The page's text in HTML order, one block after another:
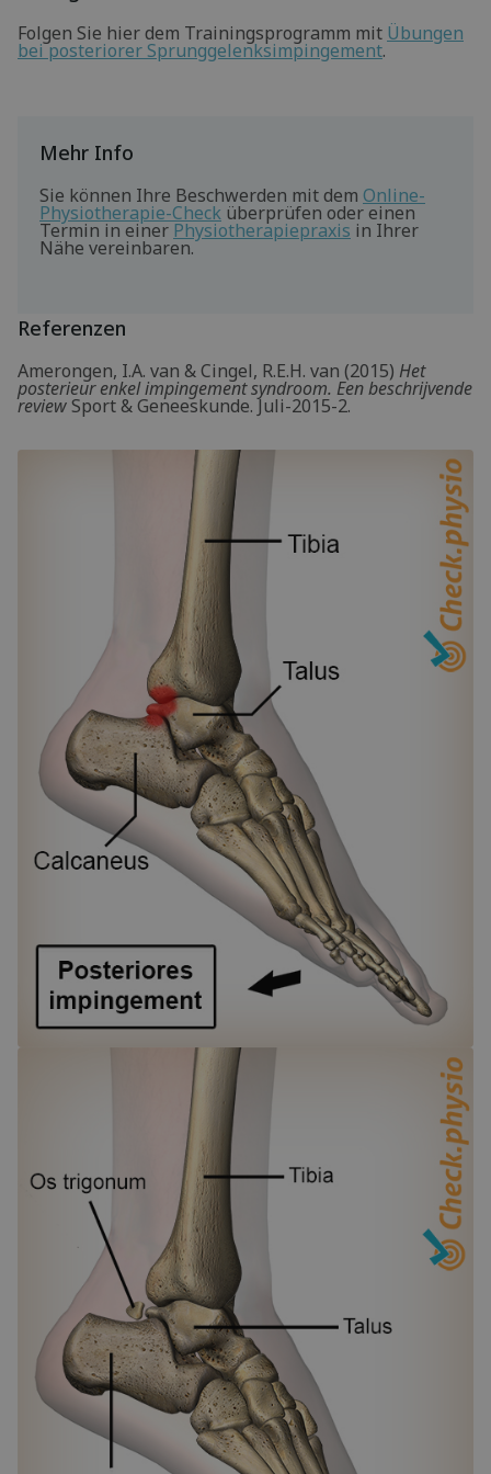
Folgen Sie hier dem Trainingsprogramm mit Übungen
bei posteriorer Sprunggelenksimpingement.
Mehr Info
Sie können Ihre Beschwerden mit dem Online-
Physiotherapie-Check überprüfen oder einen
Termin in einer Physiotherapiepraxis in Ihrer
Nähe vereinbaren.
Referenzen
Amerongen, I.A. van & Cingel, R.E.H. van (2015) Het
posterieur enkel impingement syndroom. Een beschrijvende
reviewSport & Geneeskunde. Juli-2015-2.